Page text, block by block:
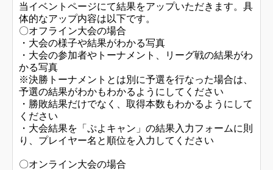
当イベントページにて結果をアップいただきます。具
体的なアップ内容は以下です。
〇オフライン大会の場合
・大会の様子や結果がわかる写真
・大会の参加者やトーナメント、リーグ戦の結果がわ
かる写真
※決勝トーナメントとは別に予選を行なった場合は、
予選の結果がわかもわかるようにしてください
・勝敗結果だけでなく、取得本数もわかるようにして
ください
・大会結果を「ぷよキャン」の結果入力フォームに則
り、プレイヤー名と順位を入力してください
〇オンライン大会の場合